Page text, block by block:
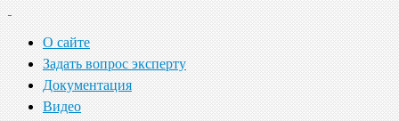
О сайте
Задать вопрос эксперту
Документация
Видео